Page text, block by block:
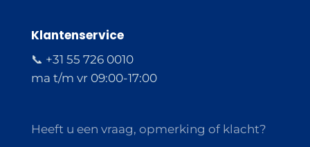
Klantenservice
📞 +31 55 726 0010
ma t/m vr 09:00-17:00
Heeft u een vraag, opmerking of klacht?